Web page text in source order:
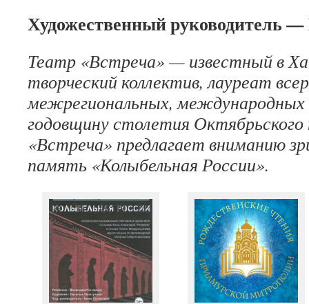
Художественный руководитель
Театр «Встреча» — известный в
творческий коллектив, лауреат
межрегиональных,
годовщину столетия
«Встреча» предлагает вниманию
память «Колыбельная России».